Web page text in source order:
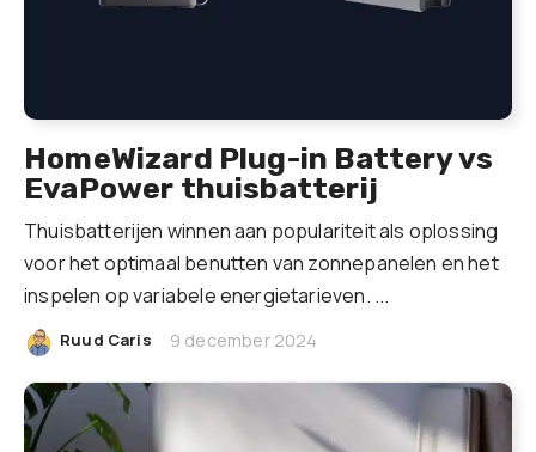
HomeWizard Plug-in Battery vs
EvaPower thuisbatterij
Thuisbatterijen winnen aan populariteit als oplossing
voor het optimaal benutten van zonnepanelen en het
inspelen op variabele energietarieven. ...
Ruud Caris 9 december 2024